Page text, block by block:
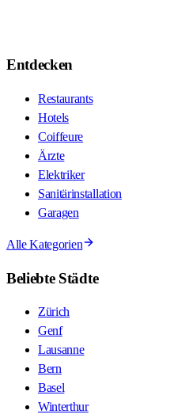
Entdecken
Restaurants
Hotels
Coiffeure
Ärzte
Elektriker
Sanitärinstallation
Garagen
Alle Kategorien
Beliebte Städte
Zürich
Genf
Lausanne
Bern
Basel
Winterthur